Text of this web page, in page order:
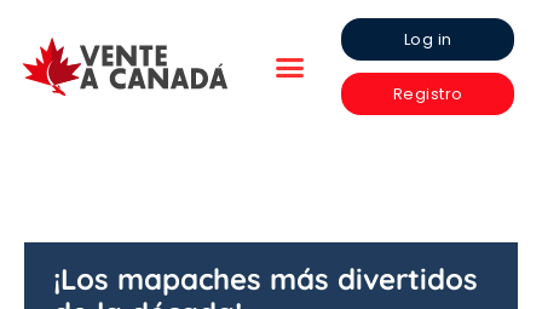
Log in
Registro
¡Los mapaches más divertidos